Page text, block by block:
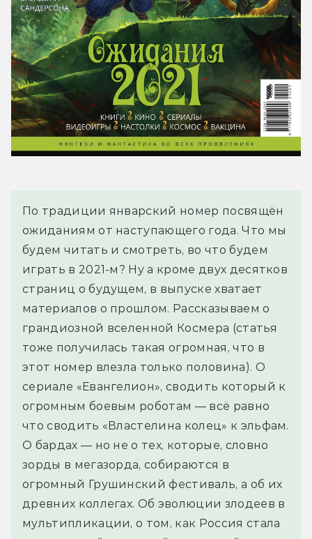
По традиции январский номер посвящён
ожиданиям от наступающего года. Что мы
будем читать и смотреть, во что будем
играть в 2021-м? Ну а кроме двух десятков
страниц о будущем, в выпуске хватает
материалов о прошлом. Рассказываем о
грандиозной вселенной Космера (статья
тоже получилась такая огромная, что в
этот номер влезла только половина). О
сериале «Евангелион», сводить который к
огромным боевым роботам — всё равно
что сводить «Властелина колец» к эльфам.
О бардах — но не о тех, которые, словно
зорды в мегазорда, собираются в
огромный Грушинский фестиваль, а об их
древних коллегах. Об эволюции злодеев в
мультипликации, о том, как Россия стала